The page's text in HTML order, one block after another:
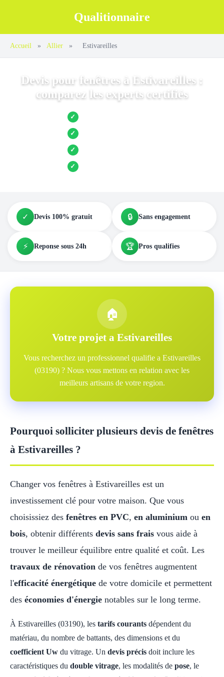
Qualitionnaire
Accueil » Allier » Estivareilles
Devis pour fenêtres à Estivareilles :
comparez les experts certifiés
✓ Jusqu’à 3 devis comparés
✓ Entreprises locales vérifiées
✓ Pose garantie
✓ Aides et primes incluses
✓ Devis 100% gratuit 🔒 Sans engagement
⚡ Reponse sous 24h 🏆 Pros qualifies
🏠
Votre projet a Estivareilles
Vous recherchez un professionnel qualifie a Estivareilles
(03190) ? Nous vous mettons en relation avec les
meilleurs artisans de votre region.
Pourquoi solliciter plusieurs devis de fenêtres
à Estivareilles ?
Changer vos fenêtres à Estivareilles est un
investissement clé pour votre maison. Que vous
choisissiez des fenêtres en PVC, en aluminium ou en
bois, obtenir différents devis sans frais vous aide à
trouver le meilleur équilibre entre qualité et coût. Les
travaux de rénovation de vos fenêtres augmentent
l'efficacité énergétique de votre domicile et permettent
des économies d'énergie notables sur le long terme.
À Estivareilles (03190), les tarifs courants dépendent du
matériau, du nombre de battants, des dimensions et du
coefficient Uw du vitrage. Un devis précis doit inclure les
caractéristiques du double vitrage, les modalités de pose, le